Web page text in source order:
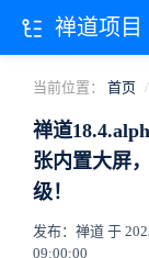
当前位置： 首页
禅道
张内置大屏
级！
发布：禅道 于
09:00:00
禅道项目